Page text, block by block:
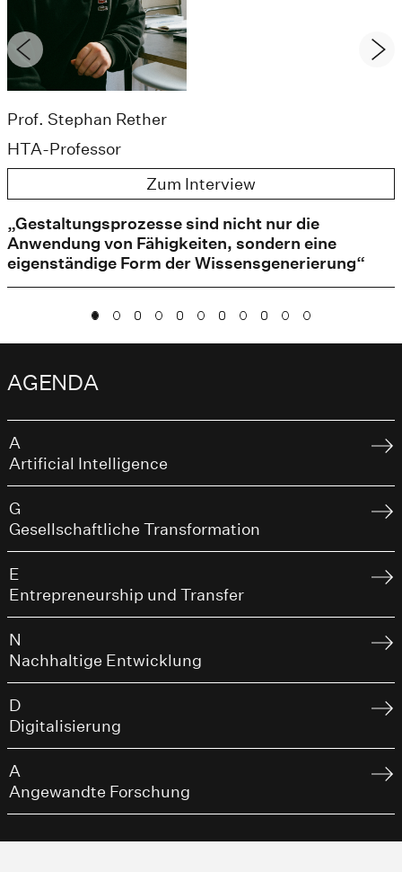
Prof. Stephan Rether
HTA-Professor
„Gestaltungsprozesse sind nicht nur die
Anwendung von Fähigkeiten, sondern eine
eigenständige Form der Wissensgenerierung“
Zum Interview
AGENDA
A
Artificial Intelligence
G
Gesellschaftliche Transformation
E
Entrepreneurship und Transfer
N
Nachhaltige Entwicklung
D
Digitalisierung
A
Angewandte Forschung